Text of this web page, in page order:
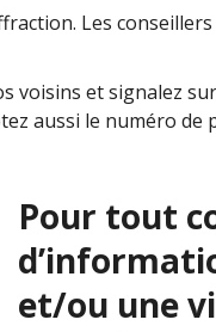
Les
voisins et signalez
aussi le numéro de
Pour tout
et/ou une